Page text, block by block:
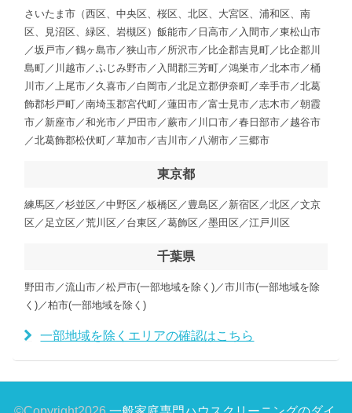
さいたま市（西区、中央区、桜区、北区、大宮区、浦和区、南
区、見沼区、緑区、岩槻区）飯能市／日高市／入間市／東松山市
／坂戸市／鶴ヶ島市／狭山市／所沢市／比企郡吉見町／比企郡川
島町／川越市／ふじみ野市／入間郡三芳町／鴻巣市／北本市／桶
川市／上尾市／久喜市／白岡市／北足立郡伊奈町／幸手市／北葛
飾郡杉戸町／南埼玉郡宮代町／蓮田市／富士見市／志木市／朝霞
市／新座市／和光市／戸田市／蕨市／川口市／春日部市／越谷市
／北葛飾郡松伏町／草加市／吉川市／八潮市／三郷市
東京都
練馬区／杉並区／中野区／板橋区／豊島区／新宿区／北区／文京
区／足立区／荒川区／台東区／葛飾区／墨田区／江戸川区
千葉県
野田市／流山市／松戸市(一部地域を除く)／市川市(一部地域を除
く)／柏市(一部地域を除く)
一部地域を除くエリアの確認はこちら